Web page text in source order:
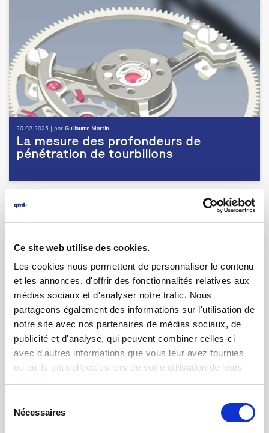
Ce site web utilise des cookies.
Les cookies nous permettent de personnaliser le contenu
et les annonces, d'offrir des fonctionnalités relatives aux
médias sociaux et d'analyser notre trafic. Nous
partageons également des informations sur l'utilisation de
notre site avec nos partenaires de médias sociaux, de
publicité et d'analyse, qui peuvent combiner celles-ci
avec d'autres informations que vous leur avez fournies
ou qu'ils ont collectées lors de votre utilisation de leurs
Nécessaires
20.02.2025 | par Guillaume Martin
La mesure des profondeurs de
pénétration de tourbillons
15.01.2025 | par Rosa Oliverio